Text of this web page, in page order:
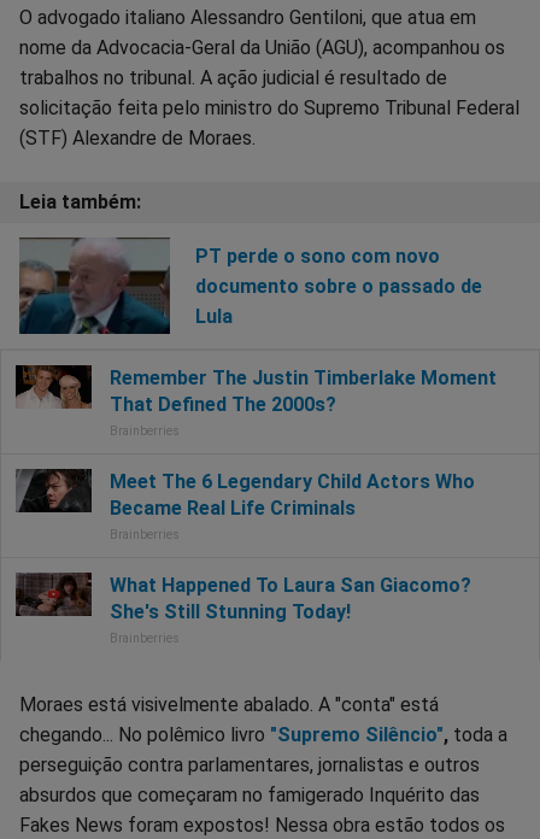
O advogado italiano Alessandro Gentiloni, que atua em
nome da Advocacia-Geral da União (AGU), acompanhou os
trabalhos no tribunal. A ação judicial é resultado de
solicitação feita pelo ministro do Supremo Tribunal Federal
(STF) Alexandre de Moraes.
PT perde o sono com novo
documento sobre o passado de
Lula
Moraes está visivelmente abalado. A "conta" está
chegando... No polêmico livro "Supremo Silêncio", toda a
perseguição contra parlamentares, jornalistas e outros
absurdos que começaram no famigerado Inquérito das
Fakes News foram expostos! Nessa obra estão todos os